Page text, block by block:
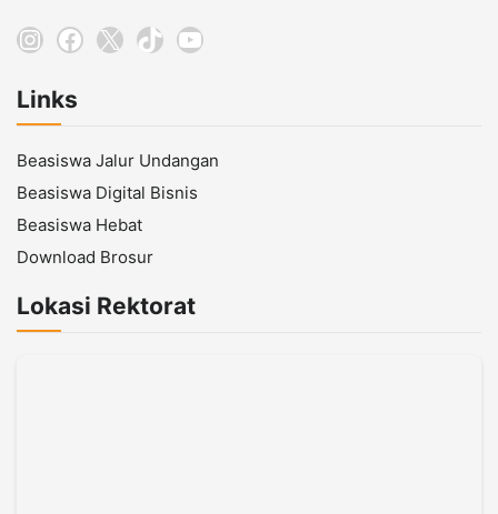
Instagram
Facebook
X TikTokYouTube
Links
Beasiswa Jalur Undangan
Beasiswa Digital Bisnis
Beasiswa Hebat
Download Brosur
Lokasi Rektorat